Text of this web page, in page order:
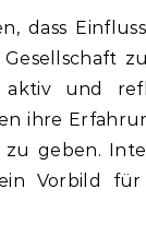
dass
aktiv und
ihre
geben.
Vorbild für